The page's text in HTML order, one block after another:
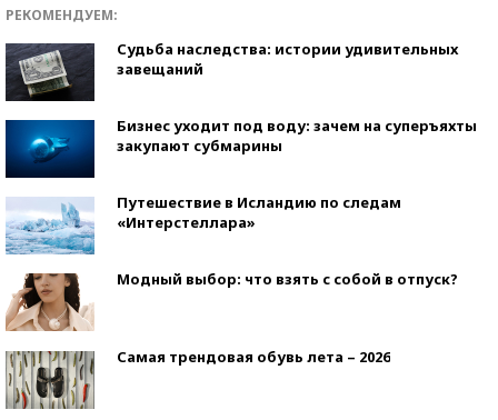
РЕКОМЕНДУЕМ:
Судьба наследства: истории удивительных
завещаний
Бизнес уходит под воду: зачем на суперъяхты
закупают субмарины
Путешествие в Исландию по следам
«Интерстеллара»
Модный выбор: что взять с собой в отпуск?
Самая трендовая обувь лета – 2026